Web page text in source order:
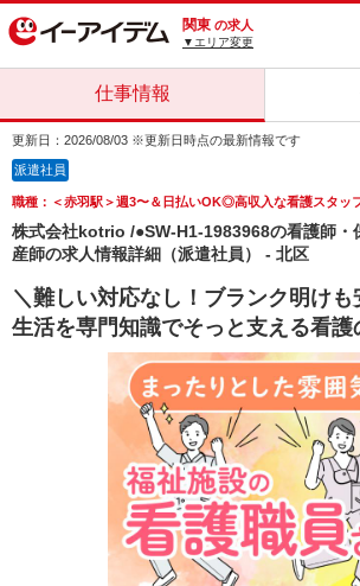
関東 の求人
▼エリア変更
仕事情報
更新日：2026/08/03 ※更新日時点の最新情報です
派遣社員
職種：＜赤羽駅＞週3〜＆日払いOK◎高収入な看護スタッ
株式会社kotrio /●SW-H1-1983968の看護師・
産師の求人情報詳細（派遣社員） - 北区
＼難しい対応なし！ブランク明け
生活を専門知識でそっと支える看護